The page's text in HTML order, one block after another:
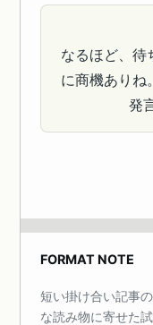
なるほど、待
に商機ありね
発
FORMAT NOTE
短い掛け合い記事
な読み物に寄せた試